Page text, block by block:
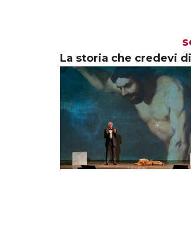
La storia che credevi